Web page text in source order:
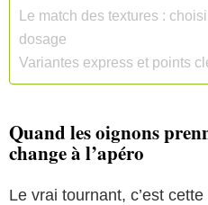
Le match des textures :
dosage
Variantes express et points
Quand les oignons
change à l’apéro
Le vrai tournant, c’est